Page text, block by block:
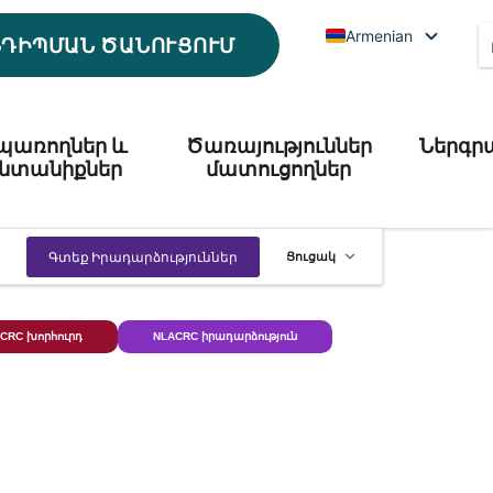
ԾԱՆՈՒՑՈՒՄ Armenian
և
Ծառայություններ
մատուցողներ
Գտեք Իրադարձություններ
Դիտումների
Ցուցակ
խորհուրդ NLACRC իրադարձություն